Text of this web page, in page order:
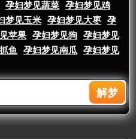
孕妇梦见蔬菜
孕妇梦见鸡
梦见玉米 孕妇梦见大枣
孕
苹果 孕妇梦见狗
孕妇梦见
鱼 孕妇梦见南瓜
孕妇梦见